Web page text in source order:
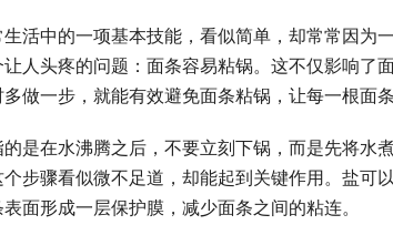
活中的一项基本技能，看似简单，却常常因为
人头疼的问题：面条容易粘锅。这不仅影响了
做一步，就能有效避免面条粘锅，让每一根面
是在水沸腾之后，不要立刻下锅，而是先将水
步骤看似微不足道，却能起到关键作用。盐可
面形成一层保护膜，减少面条之间的粘连。